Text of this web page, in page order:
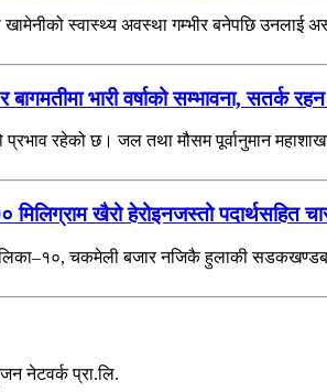
खामेनीको स्वास्थ्य अवस्था गम्भीर बनेपछि उनलाई
भारी वर्षाको सम्भावना, सतर्क
रहेको छ। जल तथा मौसम पूर्वानुमान
खैरो हेरोइनजस्तो पदार्थसहित
चकमेली बजार नजिकै हुलाकी
नेटवर्क प्रा.लि.